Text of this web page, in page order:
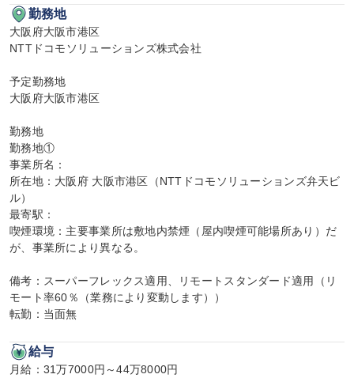
勤務地
大阪府大阪市港区
NTTドコモソリューションズ株式会社
予定勤務地
大阪府大阪市港区
勤務地
勤務地①
事業所名：
所在地：大阪府 大阪市港区（NTTドコモソリューションズ弁天ビ
ル）
最寄駅：
喫煙環境：主要事業所は敷地内禁煙（屋内喫煙可能場所あり）だ
が、事業所により異なる。
備考：スーパーフレックス適用、リモートスタンダード適用（リ
モート率60％（業務により変動します））
転勤：当面無
給与
月給：31万7000円～44万8000円